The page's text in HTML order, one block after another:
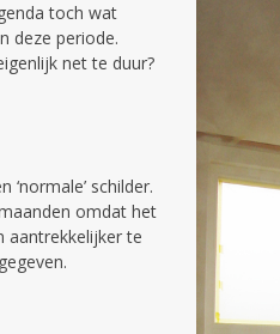
toch wat
deze periode.
net te duur?
schilder.
omdat het
aantrekkelijker te